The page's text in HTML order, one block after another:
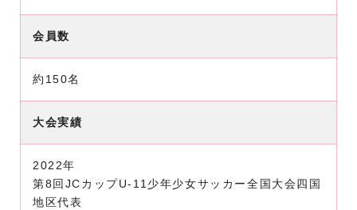
会員数
約150名
大会実績
2022年
第8回JCカップU‐11少年少女サッカー全国大会四国
地区代表